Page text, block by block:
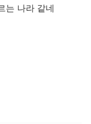
는 나라 같네